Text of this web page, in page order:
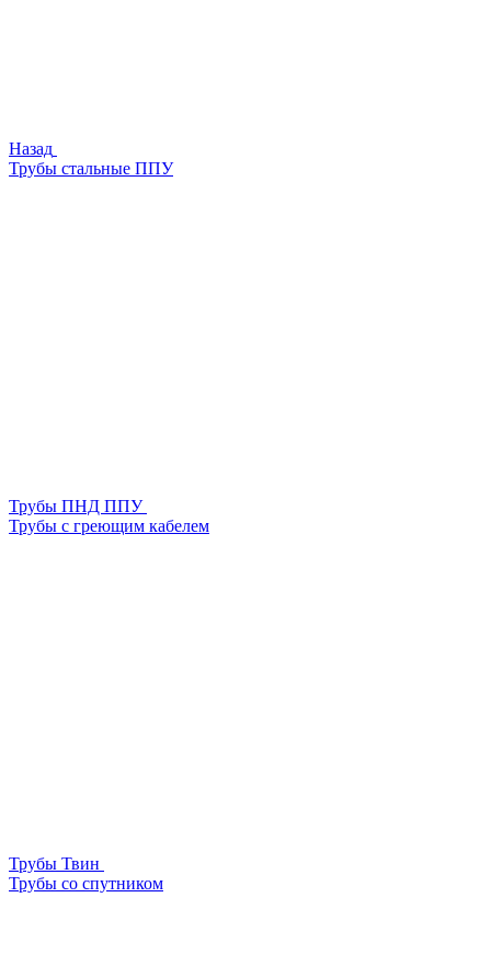
Назад
Трубы стальные ППУ
Трубы ПНД ППУ
Трубы с греющим кабелем
Трубы Твин
Трубы со спутником